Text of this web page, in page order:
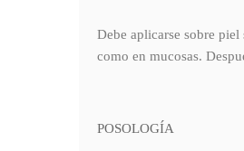
Debe aplicarse sobre
como en mucosas.
POSOLOGÍA